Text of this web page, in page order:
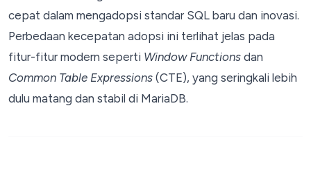
cepat dalam mengadopsi standar SQL baru dan inovasi.
Perbedaan kecepatan adopsi ini terlihat jelas pada
fitur-fitur modern seperti Window Functions dan
Common Table Expressions (CTE), yang seringkali lebih
dulu matang dan stabil di MariaDB.